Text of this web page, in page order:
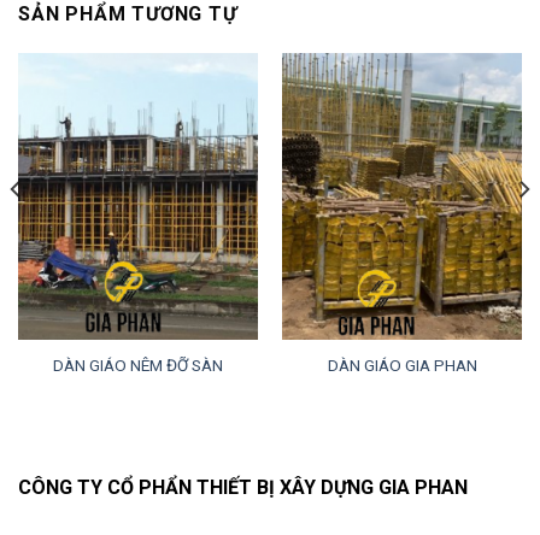
SẢN PHẨM TƯƠNG TỰ
DÀN GIÁO NÊM ĐỠ SÀN DÀN GIÁO GIA PHAN
CÔNG TY CỔ PHẨN THIẾT BỊ XÂY DỰNG GIA PHAN